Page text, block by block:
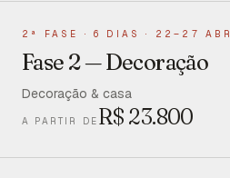
2ª FASE · 6 DIAS · 22–27 ABR
Fase 2 — Decoração
Decoração & casa
A PARTIR DE R$ 23.800